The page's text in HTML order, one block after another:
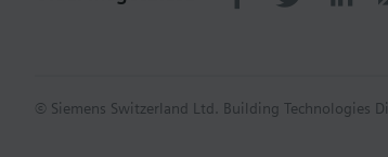
© Siemens Switzerland Ltd. Building Technologies